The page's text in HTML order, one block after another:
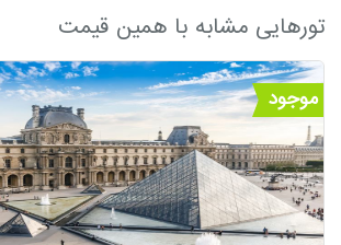
تورهایی مشابه با همین قیمت
موجود